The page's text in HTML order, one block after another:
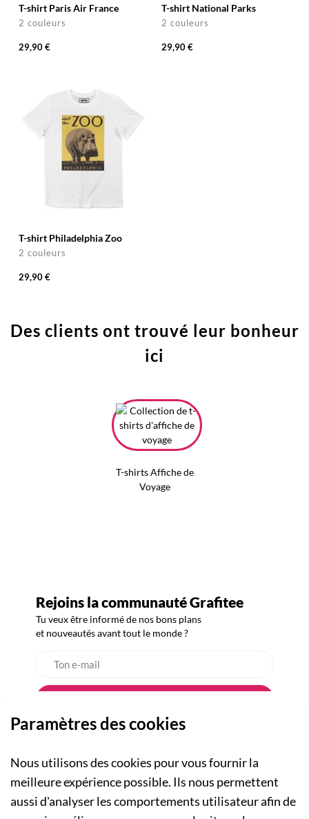
T-shirt Paris Air France
2 couleurs
29,90 €
T-shirt National Parks
2 couleurs
29,90 €
T-shirt Philadelphia Zoo
2 couleurs
29,90 €
Des clients ont trouvé leur bonheur
ici
T-shirts Affiche de
Voyage
Rejoins la communauté Grafitee
Tu veux être informé de nos bons plans
et nouveautés avant tout le monde ?
A PROPOS
Paramètres des cookies
Nous utilisons des cookies pour vous fournir la
meilleure expérience possible. Ils nous permettent
aussi d'analyser les comportements utilisateur afin de